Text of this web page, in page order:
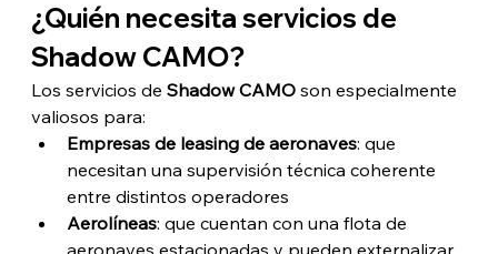
¿Quién necesita servicios de
Shadow CAMO?
Los servicios de Shadow CAMO son especialmente
valiosos para:
Empresas de leasing de aeronaves: que
necesitan una supervisión técnica coherente
entre distintos operadores
Aerolíneas: que cuentan con una flota de